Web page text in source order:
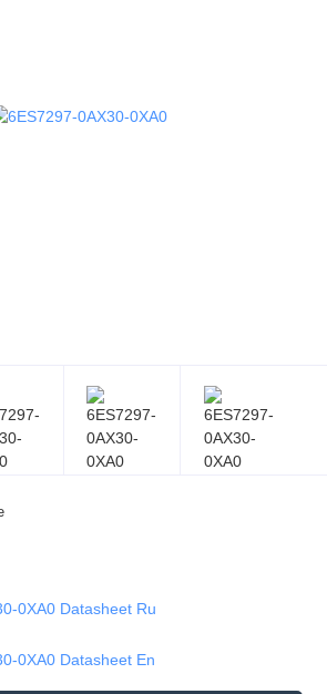
0XA0 Datasheet Ru
0XA0 Datasheet En